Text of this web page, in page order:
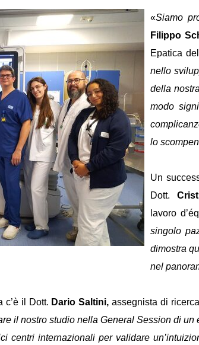
«Siamo
Filippo
Epatica
nello
della
modo
lo
Un
Dott.
lavoro
singolo
dimostra
nel
c’è il Dott. Dario Saltini, assegnista di
il nostro studio nella General Session di
centri internazionali per validare